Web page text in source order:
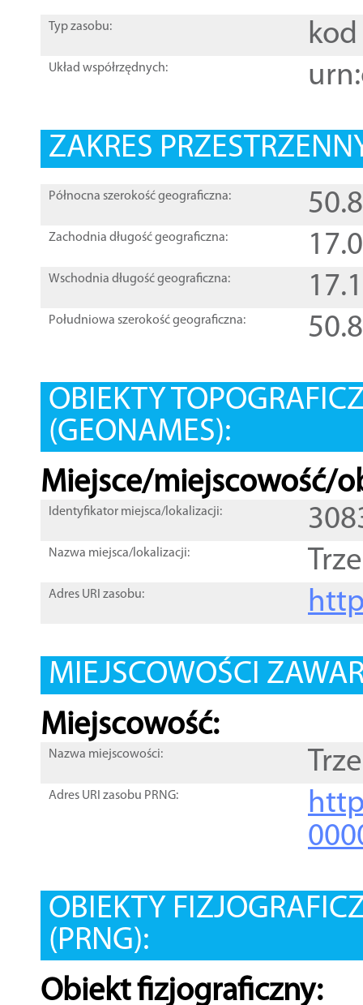
Typ zasobu: kod
Układ współrzędnych:
ZAKRES
Północna szerokość geograficzna:
Zachodnia długość geograficzna:
Wschodnia długość geograficzna:
Południowa szerokość geograficzna:
OBIEKTY
(GEONAMES):
Miejsce/miejscowość/
Identyfikator miejsca/lokalizacji:
Nazwa miejsca/lokalizacji:
Adres URI zasobu:
MIEJSCOWOŚCI
Miejscowość:
Nazwa miejscowości:
Adres URI zasobu PRNG:
OBIEKTY
(PRNG):
Obiekt fizjograficzny: